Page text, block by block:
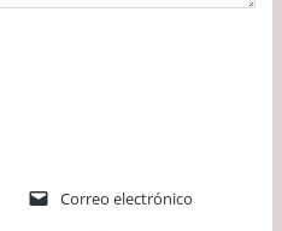
Correo electrónico